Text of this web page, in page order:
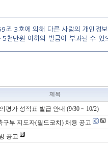
조 3호에 의해 다른 사람의 개인정
천만원 이하의 벌금이 부과될 수 있
제목
평가 성적표 발급 안내 (9/30 ~ 10/2)
구부 지도자(필드코치) 채용 공고
공고